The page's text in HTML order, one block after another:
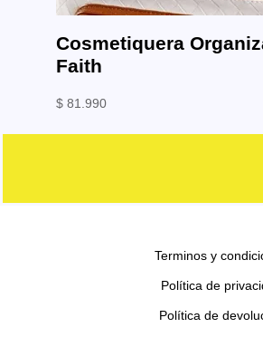
Cosmetiquera
Faith
$ 81.990
Terminos y
Política de
Política de